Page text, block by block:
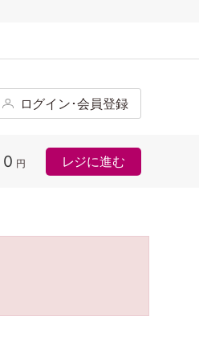
ログイン･会員登録
0 円 レジに進む